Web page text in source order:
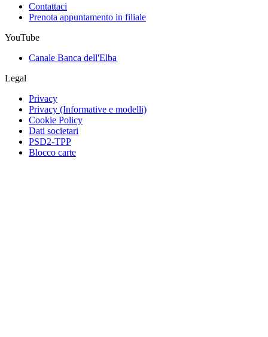
Contattaci
Prenota appuntamento in filiale
YouTube
Canale Banca dell'Elba
Legal
Privacy
Privacy (Informative e modelli)
Cookie Policy
Dati societari
PSD2-TPP
Blocco carte